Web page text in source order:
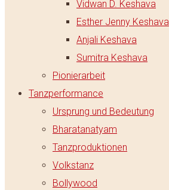
Vidwan D. Keshava
Esther Jenny Keshava
Anjali Keshava
Sumitra Keshava
Pionierarbeit
Tanzperformance
Ursprung und Bedeutung
Bharatanatyam
Tanzproduktionen
Volkstanz
Bollywood